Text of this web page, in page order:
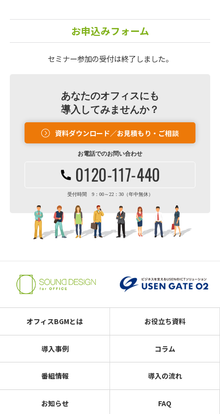
お申込みフォーム
セミナー参加の受付は終了しました。
あなたのオフィスにも
導入してみませんか？
資料ダウンロード／お見積もり・ご相談
お電話でのお問い合わせ
受付時間 9：00～22：30（年中無休）
オフィスBGMとは お役立ち資料
導入事例 コラム
番組情報 導入の流れ
お知らせ FAQ